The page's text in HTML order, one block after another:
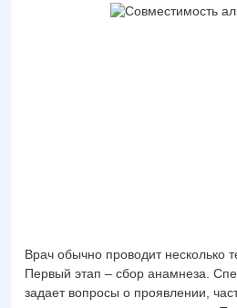
Врач обычно проводит несколько
Первый этап – сбор анамнеза.
задает вопросы о проявлении,